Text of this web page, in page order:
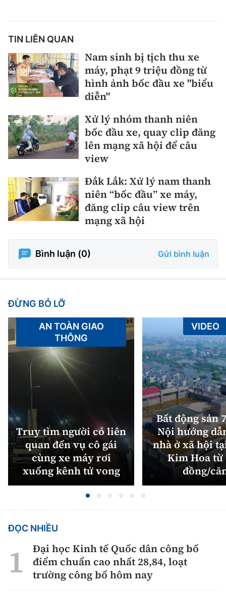
TIN LIÊN QUAN
Nam sinh bị tịch thu xe
máy, phạt 9 triệu đồng từ
hình ảnh bốc đầu xe "biểu
diễn"
Xử lý nhóm thanh niên
bốc đầu xe, quay clip đăng
lên mạng xã hội để câu
view
Đắk Lắk: Xử lý nam thanh
niên “bốc đầu” xe máy,
đăng clip câu view trên
mạng xã hội
Bình luận (0) Gửi bình luận
ĐỪNG BỎ LỠ
Truy tìm người có liên
quan đến vụ cô gái
cùng xe máy rơi
xuống kênh tử vong
AN TOÀN GIAO
THÔNG
Bất động sản
Nội hướng
nhà ở xã hội
Kim Hoa từ
đồng/
VIDEO
ĐỌC NHIỀU
Đại học Kinh tế Quốc dân công bố
điểm chuẩn cao nhất 28,84, loạt
trường công bố hôm nay